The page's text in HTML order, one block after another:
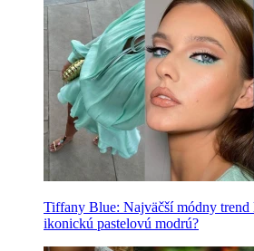
Tiffany Blue: Najväčší módny
ikonickú pastelovú modrú?